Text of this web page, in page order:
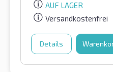
AUF LAGER
Versandkostenfrei
Details